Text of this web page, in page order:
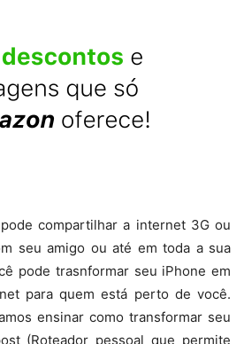
compartilhar a internet 3G ou
seu amigo ou até em toda a sua
pode trasnformar seu iPhone em
para quem está perto de você.
ensinar como transformar seu
(Roteador pessoal que permite